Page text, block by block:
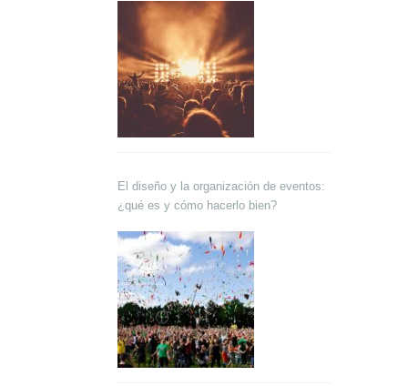
El diseño y la organización de eventos:
¿qué es y cómo hacerlo bien?